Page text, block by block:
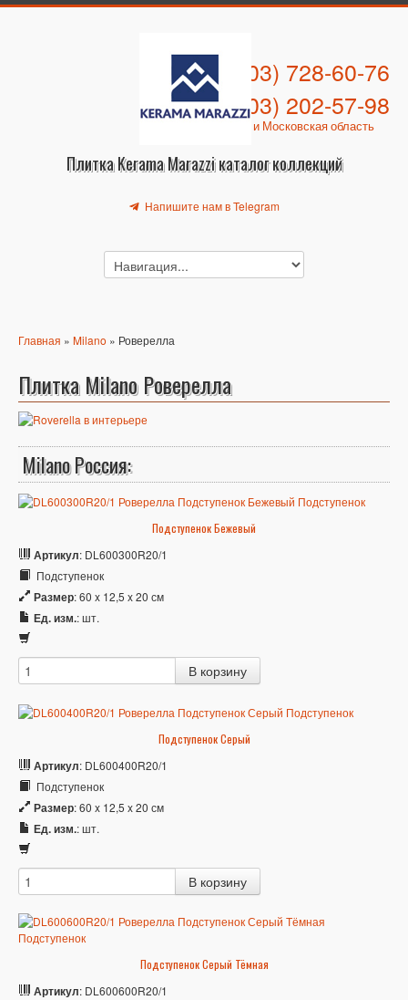
Плитка Kerama Marazzi каталог коллекций
+7 (903) 728-60-76
+7 (903) 202-57-98
Москва и Московская область
Напишите нам в Telegram
Главная » Milano » Роверелла
Плитка Milano Роверелла
Milano Россия:
Подступенок Бежевый
Артикул: DL600300R20/1
Подступенок
Размер: 60 x 12,5 x 20 см
Ед. изм.: шт.
Подступенок Серый
Артикул: DL600400R20/1
Подступенок
Размер: 60 x 12,5 x 20 см
Ед. изм.: шт.
Подступенок Серый Тёмная
Артикул: DL600600R20/1